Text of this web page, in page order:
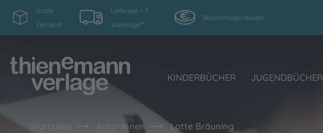
Gratis
Versand*
Lieferzeit 1-3
Werktage**
Bezahlmöglichkeiten
KINDERBÜCHER JUGENDBÜCHER
Startseite Autor:innen Lotte Bräuning